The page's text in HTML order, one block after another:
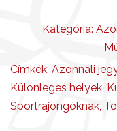
Kategória:
Címkék: Azonnali
Különleges helyek,
Sportrajongóknak,